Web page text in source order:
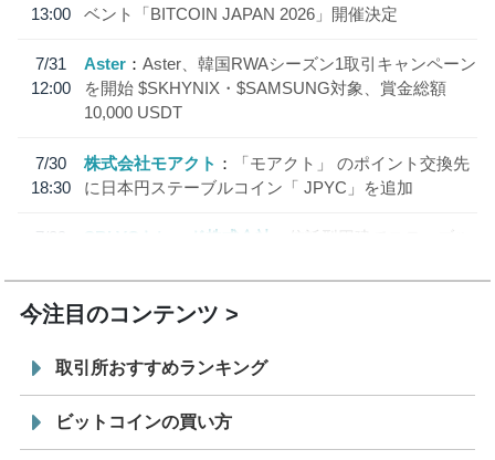
13:00
ベント「BITCOIN JAPAN 2026」開催決定
7/31
12:00
Aster
Aster、韓国RWAシーズン1取引キャンペーン
を開始 $SKHYNIX・$SAMSUNG対象、賞金総額
10,000 USDT
7/30
18:30
株式会社モアクト
「モアクト」 のポイント交換先
に日本円ステーブルコイン「 JPYC」を追加
7/29
SBI VCトレード株式会社
信託型円建てステーブル
今注目のコンテンツ
取引所おすすめランキング
ビットコインの買い方